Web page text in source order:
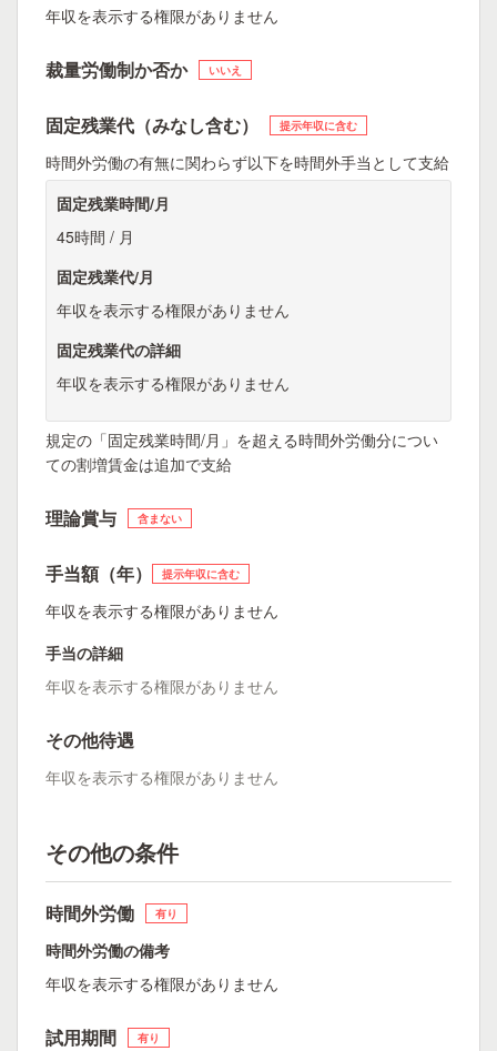
年収を表示する権限がありません
裁量労働制か否か いいえ
固定残業代（みなし含む） 提示年収に含む
時間外労働の有無に関わらず以下を時間外手当として支給
固定残業時間/月
45時間 / 月
固定残業代/月
年収を表示する権限がありません
固定残業代の詳細
年収を表示する権限がありません
規定の「固定残業時間/月」を超える時間外労働分につい
ての割増賃金は追加で支給
理論賞与 含まない
手当額（年） 提示年収に含む
年収を表示する権限がありません
手当の詳細
年収を表示する権限がありません
その他待遇
年収を表示する権限がありません
その他の条件
時間外労働 有り
時間外労働の備考
年収を表示する権限がありません
試用期間 有り